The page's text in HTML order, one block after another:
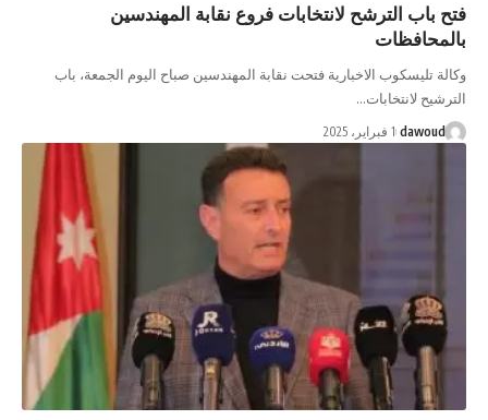
باب الترشح لانتخابات فروع نقابة المهندسين
تليسكوب الاخبارية فتحت نقابة المهندسين صباح اليوم الجمعة، باب
لانتخابات…
1 فبراير، 2025